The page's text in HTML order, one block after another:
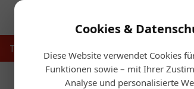
Cookies &
Diese Website verwendet Cookies
Funktionen sowie – mit Ihrer
Analyse und personalisierte
Touristik